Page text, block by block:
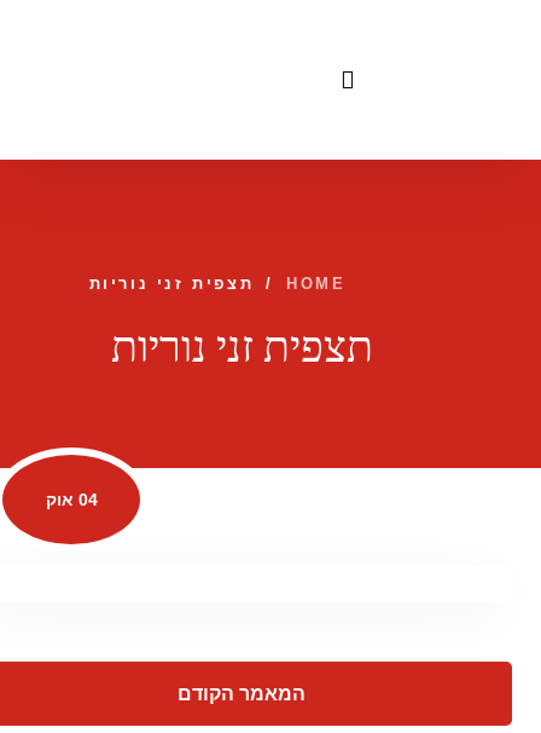
HOME
/ תצפית זני נוריות
תצפית זני נוריות
04 אוק
המאמר הקודם